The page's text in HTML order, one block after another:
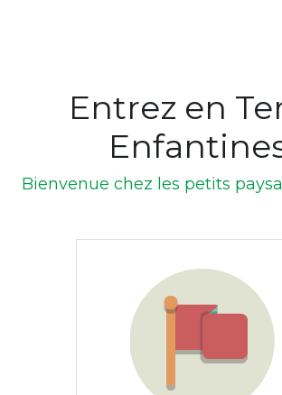
Entrez en
Bienvenue chez les petits